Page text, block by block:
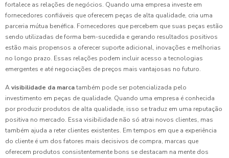
fortalece as relações de negócios. Quando uma empresa investe em
fornecedores confiáveis que oferecem peças de alta qualidade, cria uma
parceria mútua benéfica. Fornecedores que percebem que suas peças estão
sendo utilizadas de forma bem-sucedida e gerando resultados positivos
estão mais propensos a oferecer suporte adicional, inovações e melhorias
no longo prazo. Essas relações podem incluir acesso a tecnologias
emergentes e até negociações de preços mais vantajosas no futuro.
Avisibilidade da marcatambém pode ser potencializada pelo
investimento em peças de qualidade. Quando uma empresa é conhecida
por produzir produtos de alta qualidade, isso se traduz em uma reputação
positiva no mercado. Essa visibilidade não só atrai novos clientes, mas
também ajuda a reter clientes existentes. Em tempos em que a experiência
do cliente é um dos fatores mais decisivos de compra, marcas que
oferecem produtos consistentemente bons se destacam na mente dos